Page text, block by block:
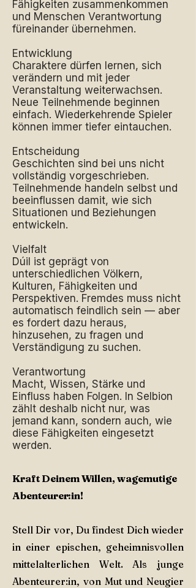
Fähigkeiten zusammenkommen
und Menschen Verantwortung
füreinander übernehmen.
Entwicklung
Charaktere dürfen lernen, sich
verändern und mit jeder
Veranstaltung weiterwachsen.
Neue Teilnehmende beginnen
einfach. Wiederkehrende Spieler
können immer tiefer eintauchen.
Entscheidung
Geschichten sind bei uns nicht
vollständig vorgeschrieben.
Teilnehmende handeln selbst und
beeinflussen damit, wie sich
Situationen und Beziehungen
entwickeln.
Vielfalt
Dúil ist geprägt von
unterschiedlichen Völkern,
Kulturen, Fähigkeiten und
Perspektiven. Fremdes muss nicht
automatisch feindlich sein — aber
es fordert dazu heraus,
hinzusehen, zu fragen und
Verständigung zu suchen.
Verantwortung
Macht, Wissen, Stärke und
Einfluss haben Folgen. In Selbion
zählt deshalb nicht nur, was
jemand kann, sondern auch, wie
diese Fähigkeiten eingesetzt
werden.
Kraft Deinem Willen, wagemutige
Abenteurer:in!
Stell Dir vor, Du findest Dich wieder
in einer epischen, geheimnisvollen
mittelalterlichen Welt. Als junge
Abenteurer:in, von Mut und Neugier